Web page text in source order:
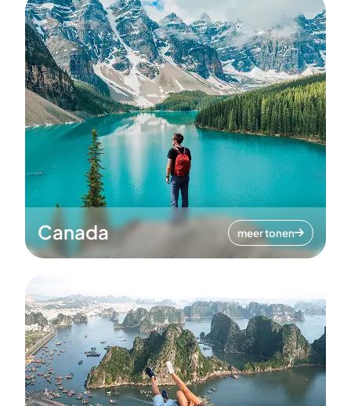
Canada meer tonen